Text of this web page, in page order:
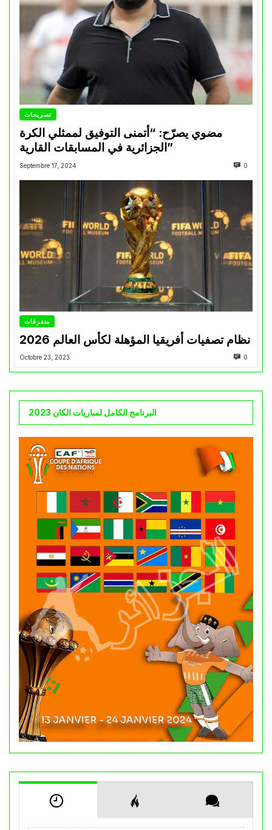
تصريحات
مضوي يصرّح: “أتمنى التوفيق لممثلي الكرة
الجزائرية في المسابقات القارية”
Septembre 17, 2024 0
متفرقات
نظام تصفيات أفريقيا المؤهلة لكأس العالم 2026
Octobre 23, 2023 0
البرنامج الكامل لمباريات الكان 2023